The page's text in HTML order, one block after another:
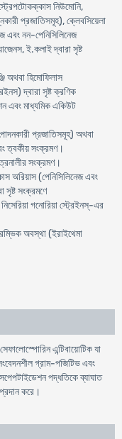
নিউমোনি,
প্রজাতিসমূহ), ক্লেবসিয়েলা
এবং নন-পেনিসিলিনেজ
ই.কলাই দ্বারা সৃষ্ট
অথবা হিমোফিলাস
দ্বারা সৃষ্ট ক্রণিক
এবং মাধ্যমিক একিউট
প্রজাতিসমূহ) অথবা
ত্বকীয় সংক্রমণ।
সংক্রমণ।
অরিয়াস (পেনিসিলিনেজ এবং
সৃষ্ট সংক্রমণে
গনোরিয়া স্ট্রেইনস্-এর
অবস্থা (ইরাইথেমা
এন্টিবায়োটিক যা
গ্রাম-পজিটিভ এবং
পদ্ধতিকে ব্যাঘাত
করে।